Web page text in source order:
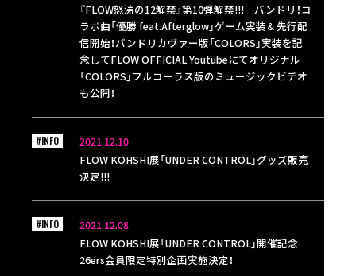
『FLOW怒涛の12解禁』第10弾解禁!!! バンドリ！コ
ラボ曲「優勝 feat.Afterglow」ゲーム実装＆先行配
信開始！バンドリカヴァー版「COLORS」実装を記
念してFLOW OFFICIAL Youtubeにてオリジナル
「COLORS」フルコーラス版のミュージックビデオ
も公開！
2021.12.10
FLOW KOHSHI展「UNDER CONTROL」グッズ販売
決定!!!
#INFO
2021.12.08
FLOW KOHSHI展「UNDER CONTROL」開催記念
26ers会員限定特別企画実施決定！
#INFO